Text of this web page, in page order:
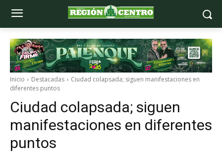
Inicio Destacadas
Ciudad colapsada; siguen manifestaciones en
diferentes puntos
Ciudad colapsada; siguen
manifestaciones en diferentes
puntos